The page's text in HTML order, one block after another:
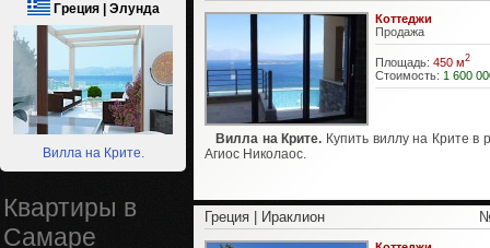
Греция | Элунда
Вилла на Крите.
Квартиры в
Самаре
Коттеджи
Продажа
Площадь: 450 м2
Стоимость: 1 600
Вилла на Крите. Купить виллу на Крите в
Агиос Николаос.
Греция | Ираклион